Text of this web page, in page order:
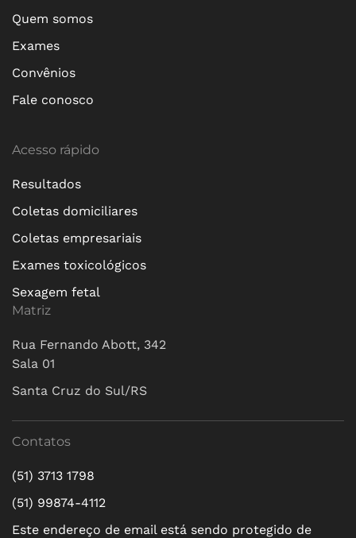
Quem somos
Exames
Convênios
Fale conosco
Acesso rápido
Resultados
Coletas domiciliares
Coletas empresariais
Exames toxicológicos
Sexagem fetal
Matriz
Rua Fernando Abott, 342
Sala 01
Santa Cruz do Sul/RS
Contatos
(51) 3713 1798
(51) 99874-4112
Este endereço de email está sendo protegido de